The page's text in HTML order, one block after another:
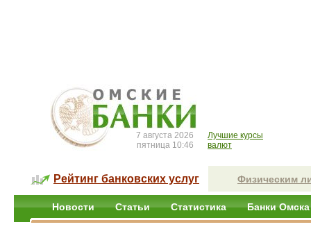
7 августа 2026
пятница 10:46
Лучшие курсы
валют
Рейтинг банковских услуг Физическим
Новости Статьи Статистика Банки Омска